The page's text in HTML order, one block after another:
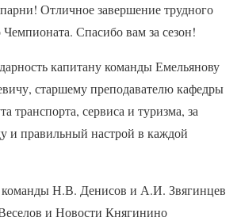
Отличное завершение трудного
Спасибо вам за сезон!
капитану команды Емельянову
старшему преподавателю кафедры
транспорта, сервиса и туризма, за
и правильный настрой в каждой
Н.В. Денисов и А.И. Звягинцев
и Новости Княгинино